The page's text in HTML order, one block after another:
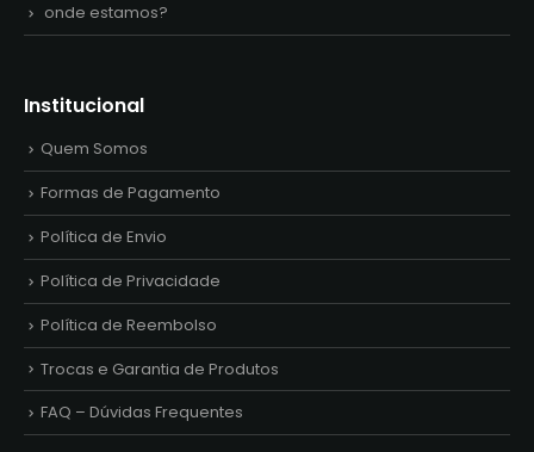
onde estamos?
Institucional
Quem Somos
Formas de Pagamento
Política de Envio
Política de Privacidade
Política de Reembolso
Trocas e Garantia de Produtos
FAQ – Dúvidas Frequentes